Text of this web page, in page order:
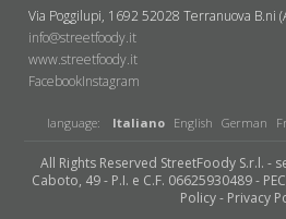
Via Poggilupi, 1692 52028 Terranuova B.ni
info@streetfoody.it
www.streetfoody.it
Facebook​Instagram
language: Italiano English German
All Rights Reserved StreetFoody S.r.l. -
Caboto, 49 - P.I. e C.F. 06625930489 -
Policy- Privacy